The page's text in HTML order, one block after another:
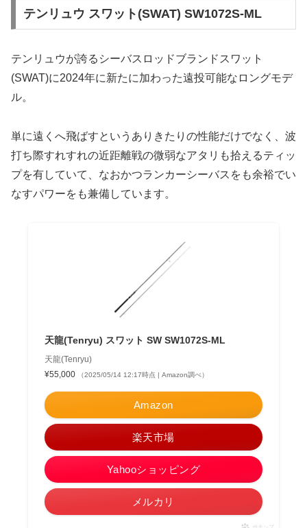
テンリュウ スワット(SWAT) SW1072S-ML
テンリュウが誇るシーバスロッドブランドスワット
(SWAT)に2024年に新たに加わった遠投可能なロングモデ
ル。
単に遠くへ飛ばすというありきたりの性能だけでなく、波
打ち際すれすれの近距離戦の微弱なアタリも拾えるティッ
プを有していて、なおかつランカーシーバスをも余裕でい
なすパワーをも兼備しています。
天龍(Tenryu) スワット SW SW1072S-ML
天龍(Tenryu)
¥55,000
（2025/05/14 12:17時点 | Amazon調べ）
Amazon
楽天市場
Yahooショッピング
メルカリ